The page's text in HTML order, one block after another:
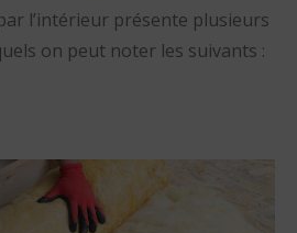
l’intérieur présente plusieurs
on peut noter les suivants :